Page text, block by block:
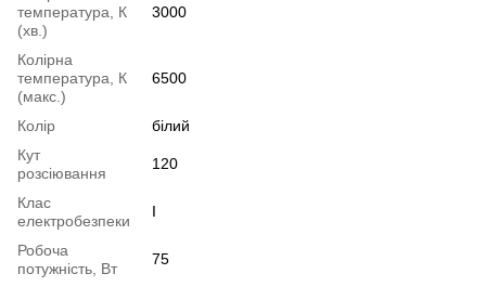
температура, К
(хв.)
3000
Колірна
температура, К
(макс.)
6500
Колір
білий
Кут
розсіювання
120
Клас
електробезпеки
І
Робоча
потужність, Вт
75